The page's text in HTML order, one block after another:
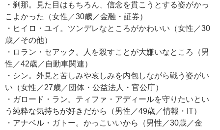
・刹那。見た目はもちろん、信念を貫こうとする姿がかっ
こよかった（女性／30歳／金融・証券）
・ヒイロ・ユイ。ツンデレなところがかわいい（女性／30
歳／その他）
・ロラン・セアック。人を殺すことが大嫌いなところ（男
性／42歳／自動車関連）
・シン。外見と苦しみや哀しみを内包しながら戦う姿がい
い（女性／27歳／団体・公益法人・官公庁）
・ガロード・ラン。ティファ・アディールを守りたいとい
う純粋な気持ちが好きだから（男性／49歳／情報・IT）
・アナベル・ガトー。かっこいいから（男性／30歳／金